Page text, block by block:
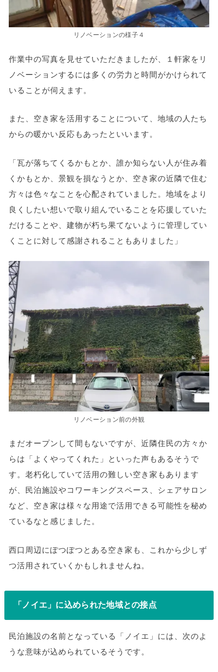
リノベーションの様子４
作業中の写真を見せていただきましたが、１軒家をリ
ノベーションするには多くの労力と時間がかけられて
いることが伺えます。
また、空き家を活用することについて、地域の人たち
からの暖かい反応もあったといいます。
「瓦が落ちてくるかもとか、誰か知らない人が住み着
くかもとか、景観を損なうとか、空き家の近隣で住む
方々は色々なことを心配されていました。地域をより
良くしたい想いで取り組んでいることを応援していた
だけることや、建物が朽ち果てないように管理してい
くことに対して感謝されることもありました」
リノベーション前の外観
まだオープンして間もないですが、近隣住民の方々か
らは「よくやってくれた」といった声もあるそうで
す。老朽化していて活用の難しい空き家もあります
が、民泊施設やコワーキングスペース、シェアサロン
など、空き家は様々な用途で活用できる可能性を秘め
ているなと感じました。
西口周辺にぽつぽつとある空き家も、これから少しず
つ活用されていくかもしれませんね。
「ノイエ」に込められた地域との接点
民泊施設の名前となっている「ノイエ」には、次のよ
うな意味が込められているそうです。